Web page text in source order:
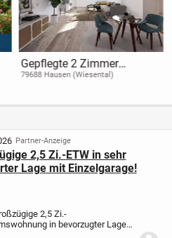
Gepflegte 2 Zimmer
Souterrainwohnung mit
Nutzungspotenzial in
79688 Hausen (Wiesental)
Partner-Anzeige
2,5 Zi.-ETW in sehr
Lage mit Einzelgarage!
2,5 Zi.-
in bevorzugter Lage